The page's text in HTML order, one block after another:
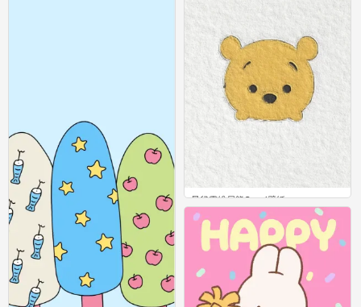
星黛露维尼熊Gucci壁纸
0